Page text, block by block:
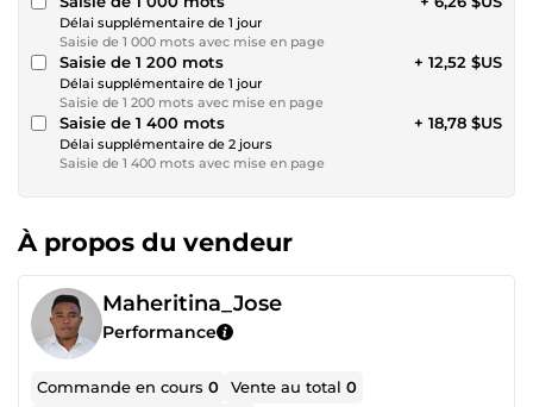
Délai supplémentaire de 1 jour
Saisie de 1 000 mots avec mise en page
Saisie de 1 200 mots
Délai supplémentaire de 1 jour
Saisie de 1 200 mots avec mise en page
+ 12,52 $US
Saisie de 1 400 mots
Délai supplémentaire de 2 jours
Saisie de 1 400 mots avec mise en page
+ 18,78 $US
À propos du vendeur
Maheritina_Jose
Performance
Commande en cours0 Vente au total0